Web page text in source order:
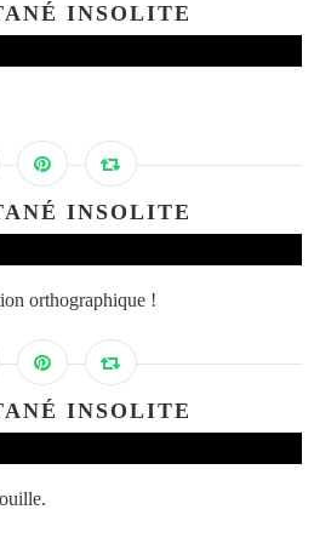
INSOLITE
INSOLITE
orthographique !
INSOLITE